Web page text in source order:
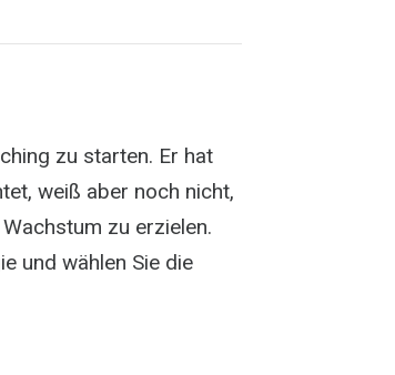
zu starten. Er hat
weiß aber noch nicht,
zu erzielen.
und wählen Sie die